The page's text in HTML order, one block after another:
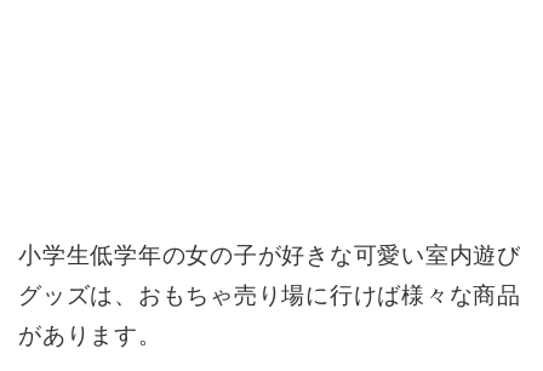
小学生低学年の女の子が好きな可愛い室内遊び
グッズは、おもちゃ売り場に行けば様々な商品
があります。